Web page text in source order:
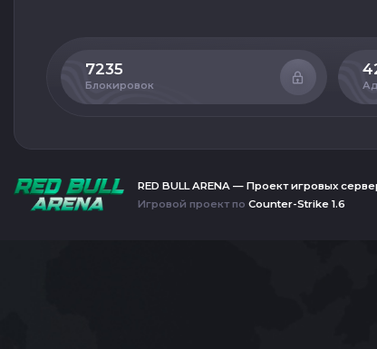
7235
Блокировок
RED BULL ARENA — Проект игровых
Игровой проект по Counter-Strike 1.6